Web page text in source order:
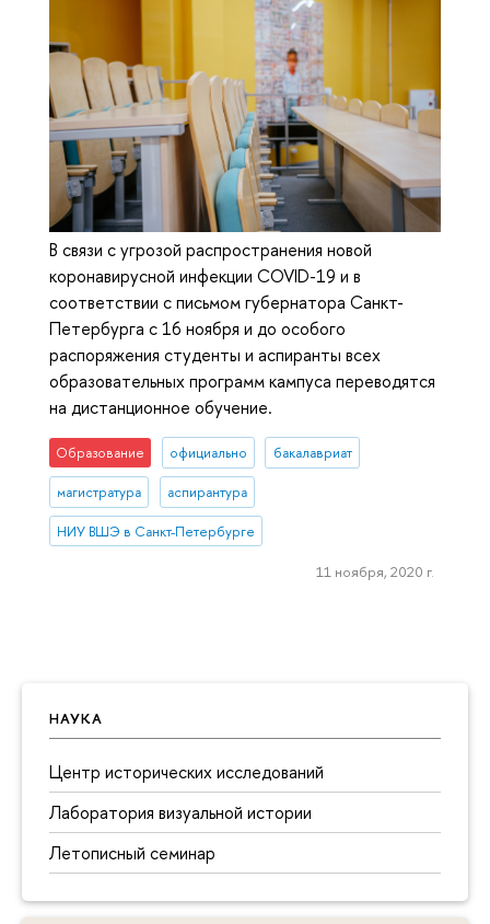
НАУКА
Центр исторических исследований
Лаборатория визуальной истории
Летописный семинар
В связи с угрозой распространения новой
коронавирусной инфекции COVID-19 и в
соответствии с письмом губернатора Санкт-
Петербурга с 16 ноября и до особого
распоряжения студенты и аспиранты всех
образовательных программ кампуса переводятся
на дистанционное обучение.
Образование официально бакалавриат
магистратура аспирантура
НИУ ВШЭ в Санкт-Петербурге
11 ноября, 2020 г.